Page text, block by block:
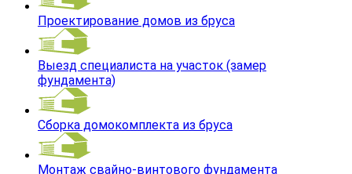
Проектирование домов из бруса
Выезд специалиста на участок (замер
фундамента)
Сборка домокомплекта из бруса
Монтаж свайно-винтового фундамента